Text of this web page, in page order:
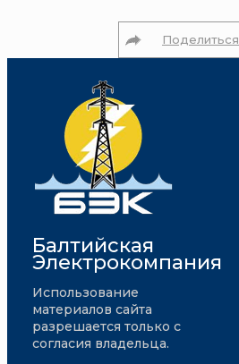
Поделиться
Балтийская
Электрокомпания
Использование
материалов сайта
разрешается только с
согласия владельца.